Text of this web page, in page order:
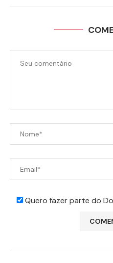
Quero fazer parte do